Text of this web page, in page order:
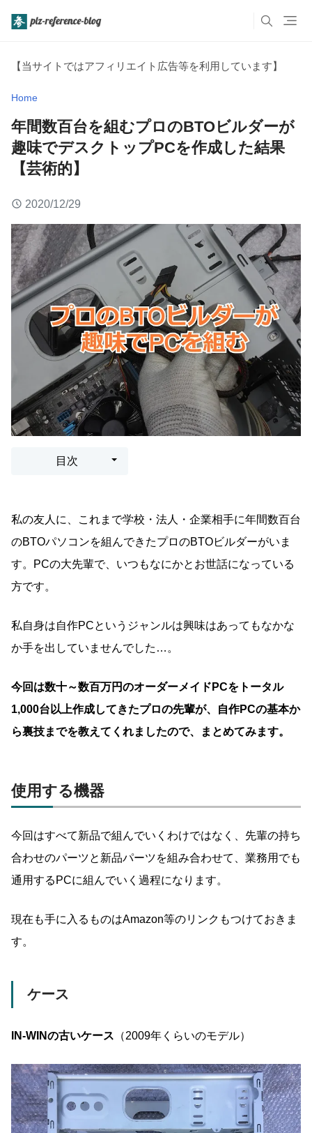
【当サイトではアフィリエイト広告等を利用しています】
Home
年間数百台を組むプロのBTOビルダーが
趣味でデスクトップPCを作成した結果
【芸術的】
2020/12/29
目次
私の友人に、これまで学校・法人・企業相手に年間数百台
のBTOパソコンを組んできたプロのBTOビルダーがいま
す。PCの大先輩で、いつもなにかとお世話になっている
方です。
私自身は自作PCというジャンルは興味はあってもなかな
か手を出していませんでした…。
今回は数十～数百万円のオーダーメイドPCをトータル
1,000台以上作成してきたプロの先輩が、自作PCの基本か
ら裏技までを教えてくれましたので、まとめてみます。
使用する機器
今回はすべて新品で組んでいくわけではなく、先輩の持ち
合わせのパーツと新品パーツを組み合わせて、業務用でも
通用するPCに組んでいく過程になります。
現在も手に入るものはAmazon等のリンクもつけておきま
す。
ケース
IN-WINの古いケース （2009年くらいのモデル）